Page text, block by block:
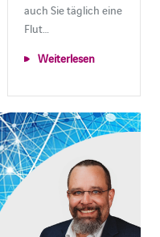
auch Sie täglich eine
Flut…
Weiterlesen